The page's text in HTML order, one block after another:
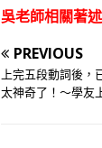
吳老師相關著述
PREVIOUS
上完五段動詞後
太神奇了！～學友